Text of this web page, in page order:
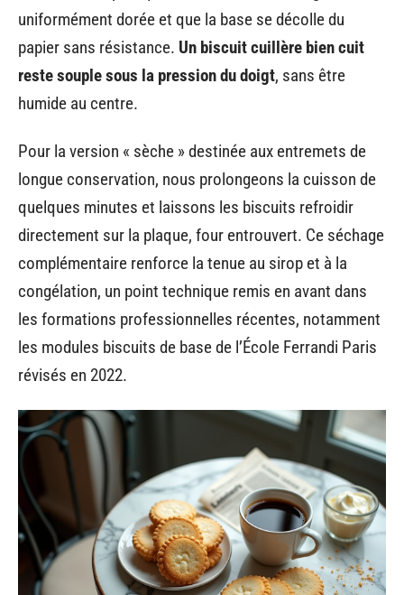
uniformément dorée et que la base se décolle du
papier sans résistance. Un biscuit cuillère bien cuit
reste souple sous la pression du doigt, sans être
humide au centre.
Pour la version « sèche » destinée aux entremets de
longue conservation, nous prolongeons la cuisson de
quelques minutes et laissons les biscuits refroidir
directement sur la plaque, four entrouvert. Ce séchage
complémentaire renforce la tenue au sirop et à la
congélation, un point technique remis en avant dans
les formations professionnelles récentes, notamment
les modules biscuits de base de l’École Ferrandi Paris
révisés en 2022.